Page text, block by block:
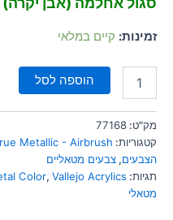
זמינות: קיים במלאי
הוספה לסל
מק"ט: 77168
קטגוריות: Metallic - Airbrush
הצבעים, צבעים מטאליים
תגיות:
Color, Vallejo Acrylics
מטאלי